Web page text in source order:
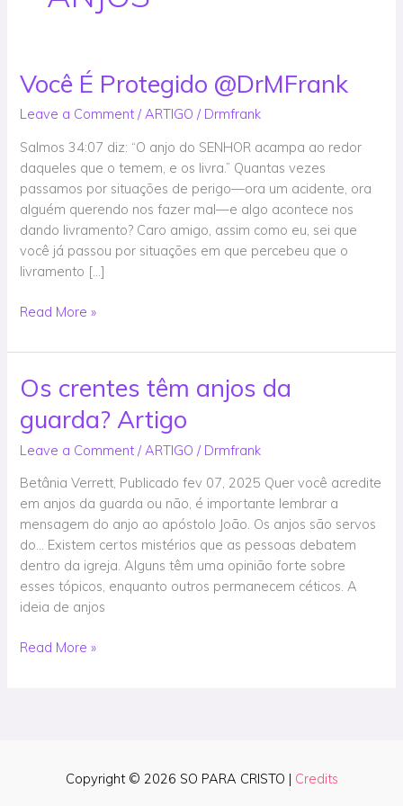
Você É Protegido @DrMFrank
Leave a Comment /ARTIGO / Drmfrank
Salmos 34:07 diz: “O anjo do SENHOR acampa ao redor
daqueles que o temem, e os livra.” Quantas vezes
passamos por situações de perigo—ora um acidente, ora
alguém querendo nos fazer mal—e algo acontece nos
dando livramento? Caro amigo, assim como eu, sei que
você já passou por situações em que percebeu que o
livramento […]
Você
Protegido
@DrMFrank
Read More »
Os crentes têm anjos da
guarda? Artigo
Leave a Comment / ARTIGO / Drmfrank
Betânia Verrett, Publicado fev 07, 2025 Quer você acredite
em anjos da guarda ou não, é importante lembrar a
mensagem do anjo ao apóstolo João. Os anjos são servos
do… Existem certos mistérios que as pessoas debatem
dentro da igreja. Alguns têm uma opinião forte sobre
esses tópicos, enquanto outros permanecem céticos. A
ideia de anjos
Os
têm
anjos
guarda?
Artigo
Read More »
Copyright © 2026 SO PARA CRISTO | Credits